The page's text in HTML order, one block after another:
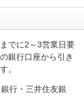
でに2～3営業日要
銀行口座から引き
。
行・三井住友銀